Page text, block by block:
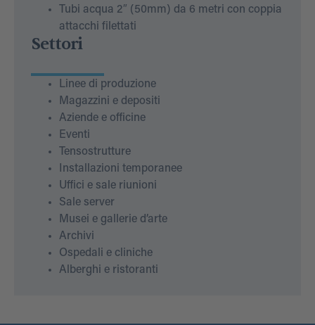
Tubi acqua 2″ (50mm) da 6 metri con coppia
attacchi filettati
Settori
Linee di produzione
Magazzini e depositi
Aziende e officine
Eventi
Tensostrutture
Installazioni temporanee
Uffici e sale riunioni
Sale server
Musei e gallerie d’arte
Archivi
Ospedali e cliniche
Alberghi e ristoranti